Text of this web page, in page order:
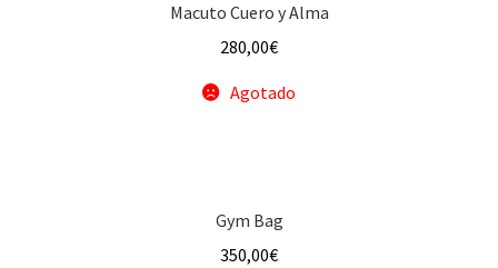
Macuto Cuero y Alma
280,00€
Agotado
Gym Bag
350,00€